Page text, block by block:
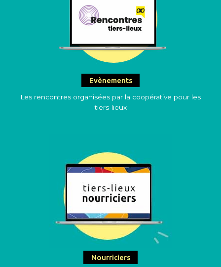
Evènements
Les rencontres organisées par la coopérative pour les
tiers-lieux
Nourriciers